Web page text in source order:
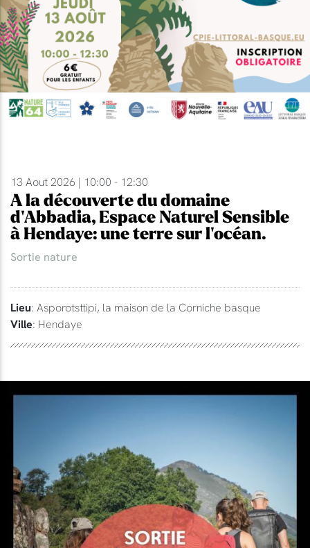
13 Aout 2026 | 10:00 - 12:30
A la découverte du domaine
d'Abbadia, Espace Naturel Sensible
à Hendaye: une terre sur l'océan.
Sortie nature
Lieu: Asporotsttipi, la maison de la Corniche basque
Ville: Hendaye